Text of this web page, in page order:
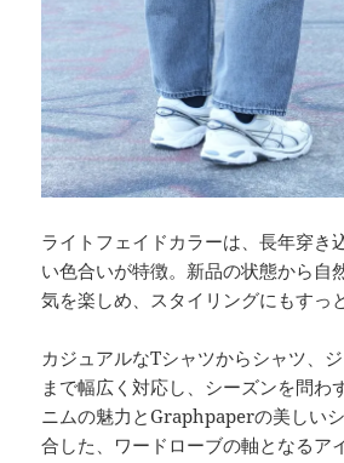
ライトフェイドカラーは、長年穿き
い色合いが特徴。新品の状態から自
気を楽しめ、スタイリングにもすっ
カジュアルなTシャツからシャツ、
まで幅広く対応し、シーズンを問わ
ニムの魅力とGraphpaperの美しい
合した、ワードローブの軸となるア